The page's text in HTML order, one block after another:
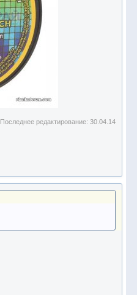
Последнее редактирование:30.04.14